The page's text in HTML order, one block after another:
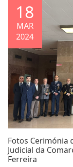
18
MAR
2024
Fotos Cerimónia
Judicial da
Ferreira